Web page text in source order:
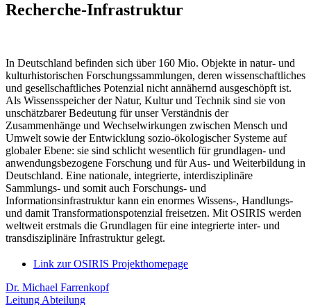
Recherche-Infrastruktur
In Deutschland befinden sich über 160 Mio. Objekte in natur- und
kulturhistorischen Forschungssammlungen, deren wissenschaftliches
und gesellschaftliches Potenzial nicht annähernd ausgeschöpft ist.
Als Wissensspeicher der Natur, Kultur und Technik sind sie von
unschätzbarer Bedeutung für unser Verständnis der
Zusammenhänge und Wechselwirkungen zwischen Mensch und
Umwelt sowie der Entwicklung sozio-ökologischer Systeme auf
globaler Ebene: sie sind schlicht wesentlich für grundlagen- und
anwendungsbezogene Forschung und für Aus- und Weiterbildung in
Deutschland. Eine nationale, integrierte, interdisziplinäre
Sammlungs- und somit auch Forschungs- und
Informationsinfrastruktur kann ein enormes Wissens-, Handlungs-
und damit Transformationspotenzial freisetzen. Mit OSIRIS werden
weltweit erstmals die Grundlagen für eine integrierte inter- und
transdisziplinäre Infrastruktur gelegt.
Link zur OSIRIS Projekthomepage
Dr. Michael Farrenkopf
Leitung Abteilung